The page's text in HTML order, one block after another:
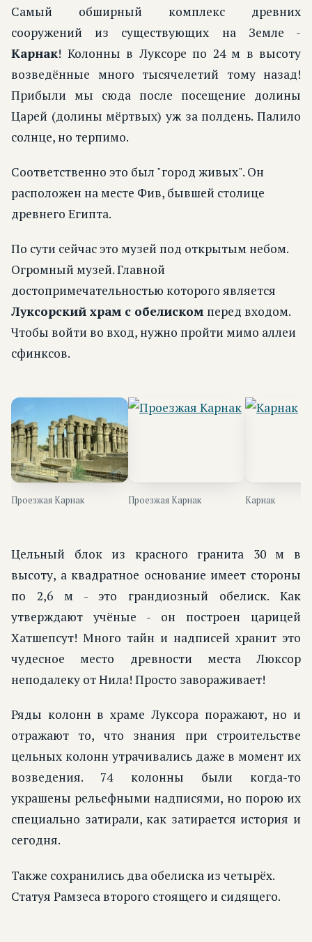
Самый обширный комплекс древних
сооружений из существующих на Земле -
Карнак! Колонны в Луксоре по 24 м в высоту
возведённые много тысячелетий тому назад!
Прибыли мы сюда после посещение долины
Царей (долины мёртвых) уж за полдень. Палило
солнце, но терпимо.
Соответственно это был "город живых". Он
расположен на месте Фив, бывшей столице
древнего Египта.
По сути сейчас это музей под открытым небом.
Огромный музей. Главной
достопримечательностью которого является
Луксорский храм с обелиском перед входом.
Чтобы войти во вход, нужно пройти мимо аллеи
сфинксов.
Проезжая Карнак Проезжая Карнак Карнак
Цельный блок из красного гранита 30 м в
высоту, а квадратное основание имеет стороны
по 2,6 м - это грандиозный обелиск. Как
утверждают учёные - он построен царицей
Хатшепсут! Много тайн и надписей хранит это
чудесное место древности места Люксор
неподалеку от Нила! Просто завораживает!
Ряды колонн в храме Луксора поражают, но и
отражают то, что знания при строительстве
цельных колонн утрачивались даже в момент их
возведения. 74 колонны были когда-то
украшены рельефными надписями, но порою их
специально затирали, как затирается история и
сегодня.
Также сохранились два обелиска из четырёх.
Статуя Рамзеса второго стоящего и сидящего.